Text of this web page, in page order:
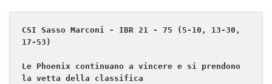
CSI Sasso Marconi - IBR 21 - 75 (5-10, 13-30,
17-53)
Le Phoenix continuano a vincere e si prendono
la vetta della classifica